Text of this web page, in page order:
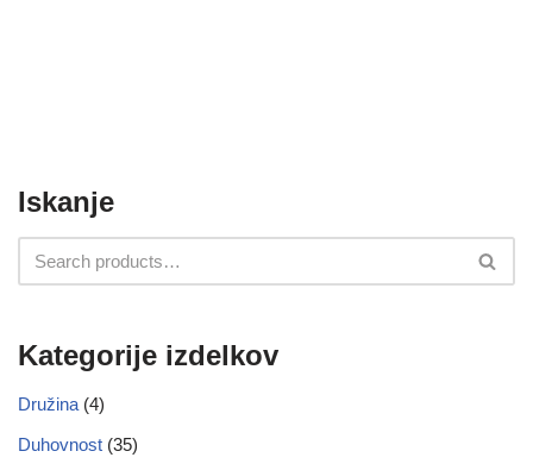
Iskanje
Kategorije izdelkov
Družina (4)
Duhovnost (35)